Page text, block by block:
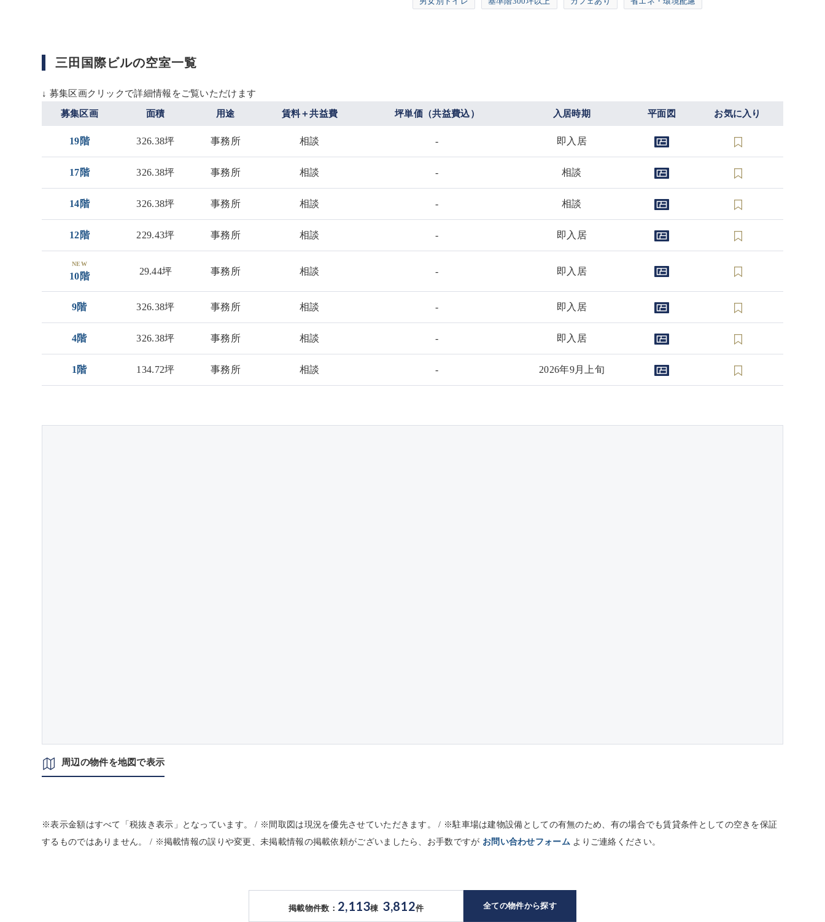
三田国際ビルの空室一覧
↓ 募集区画クリックで詳細情報をご覧いただけます
募集区画 面積 用途 賃料＋共益費 坪単価（共益費込） 入居時期 平面図 お気に入り
19階 326.38坪 事務所 相談 - 即入居
17階 326.38坪 事務所 相談 - 相談
14階 326.38坪 事務所 相談 - 相談
12階 229.43坪 事務所 相談 - 即入居
NEW
10階 29.44坪 事務所 相談 - 即入居
9階 326.38坪 事務所 相談 - 即入居
4階 326.38坪 事務所 相談 - 即入居
1階 134.72坪 事務所 相談 - 2026年9月上旬
周辺の物件を地図で表示
※表示金額はすべて「税抜き表示」となっています。 / ※間取図は現況を優先させていただきます。 / ※駐車場は建物設備としての有無のため、有の場合でも賃貸条件としての空きを保証
するものではありません。 / ※掲載情報の誤りや変更、未掲載情報の掲載依頼がございましたら、お手数ですが お問い合わせフォーム よりご連絡ください。
掲載物件数： 2,113棟 3,812件 全ての物件から探す